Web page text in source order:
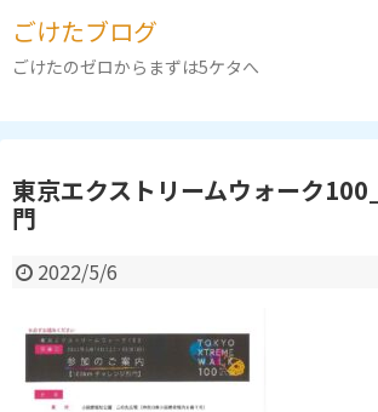
ごけたブログ
ごけたのゼロからまずは5ケタへ
東京エクストリームウォーク
門
2022/5/6